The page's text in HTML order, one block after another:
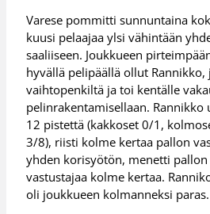
Varese pommitti sunnuntaina
kuusi pelaajaa ylsi vähintään
saaliiseen. Joukkueen
hyvällä pelipäällä ollut Rannikko,
vaihtopenkiltä ja toi kentälle
pelinrakentamisellaan.
12 pistettä (kakkoset 0/1,
3/8), riisti kolme kertaa pallon
yhden korisyötön, menetti
vastustajaa kolme kertaa.
oli joukkueen kolmanneksi paras.